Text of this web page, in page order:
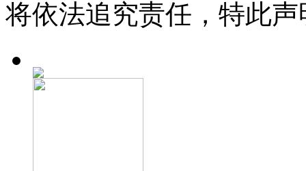
将依法追究责任，特此声